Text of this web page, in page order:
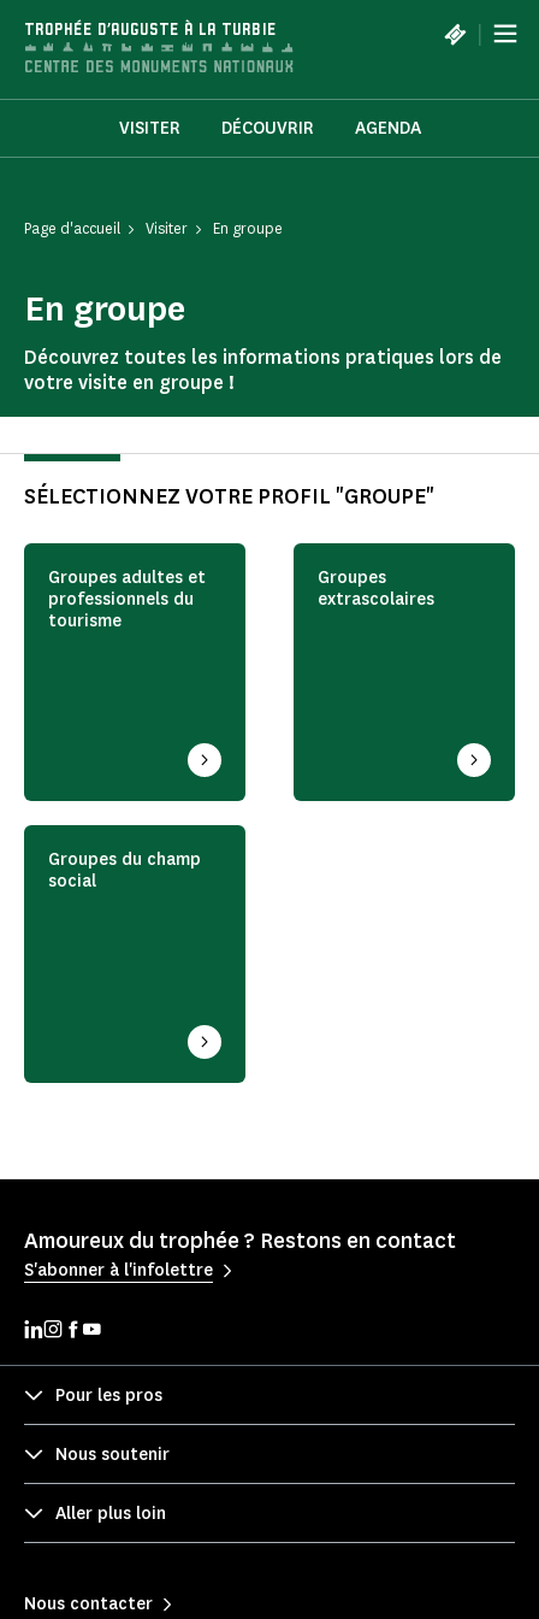
TROPHÉE D'AUGUSTE À LA TURBIE |
VISITER DÉCOUVRIR AGENDA
Page d'accueil Visiter En groupe
En groupe
Découvrez toutes les informations pratiques lors de
votre visite en groupe !
SÉLECTIONNEZ VOTRE PROFIL "GROUPE"
Groupes adultes et
professionnels du
tourisme
Groupes
extrascolaires
Groupes du champ
social
Amoureux du trophée ? Restons en contact
S'abonner à l'infolettre
Pour les pros
Nous soutenir
Aller plus loin
Nous contacter